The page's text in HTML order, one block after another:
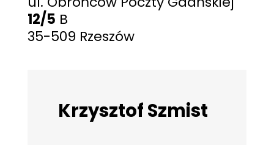
12/5 B
35-509 Rzeszów
Krzysztof Szmist